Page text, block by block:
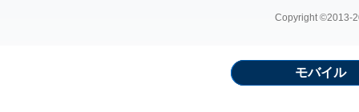
Copyright ©2013-
モバイル